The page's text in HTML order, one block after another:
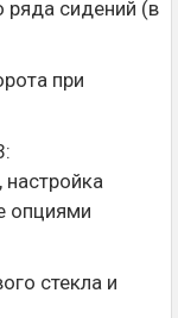
сидений (в
при
настройка
опциями
стекла и